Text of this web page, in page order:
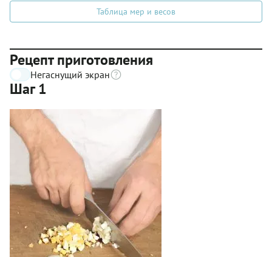
Таблица мер и весов
Рецепт приготовления
Негаснущий экран
Шаг 1